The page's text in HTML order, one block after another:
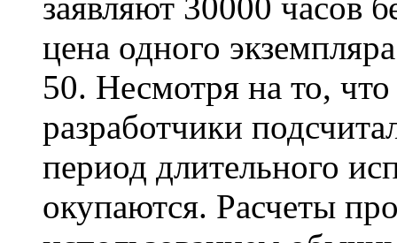
цена одного
50. Несмотря на то,
разработчики
период длительного
окупаются. Расчеты